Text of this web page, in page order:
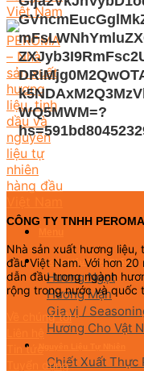
Hương Liệu Thực Phẩm
Hương Ngọt
Hương Mặn
Gia vị /
Hương Cho Vật
Chiết Xuất Thực
WQ5MWM=?
CÔNG TY TNHH
Nhà sản xuất hương liệu,
đầu Việt Nam. Với hơn
dẫn đầu trong ngành
rộng trong nước và quốc
Về chúng tôi
Tin tức
Tuyển dụng